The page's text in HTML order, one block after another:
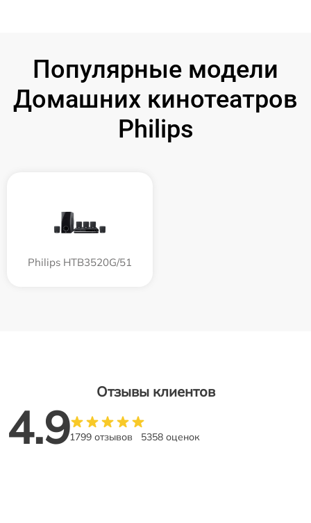
Популярные модели
Домашних кинотеатров
Philips
Philips HTB3520G/51
Отзывы клиентов
4.91799 отзывов 5358 оценок